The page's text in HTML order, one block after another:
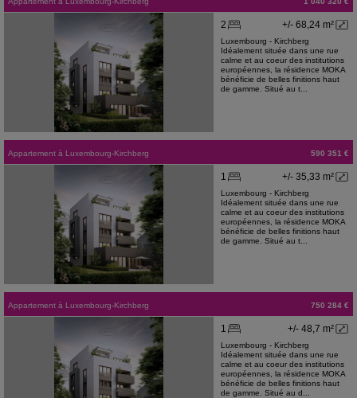
+/- 68,24 m²
2
Luxembourg - Kirchberg
Idéalement située dans une rue
calme et au coeur des institutions
européennes, la résidence MOKA
bénéficie de belles finitions haut
de gamme. Situé au t...
Appartement à Luxembourg-Kirchberg 590 351 €
+/- 35,33 m²
1
Luxembourg - Kirchberg
Idéalement située dans une rue
calme et au coeur des institutions
européennes, la résidence MOKA
bénéficie de belles finitions haut
de gamme. Situé au t...
Appartement à Luxembourg-Kirchberg 750 284 €
+/- 48,7 m²
1
Luxembourg - Kirchberg
Idéalement située dans une rue
calme et au coeur des institutions
européennes, la résidence MOKA
bénéficie de belles finitions haut
de gamme. Situé au d...